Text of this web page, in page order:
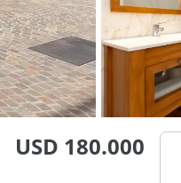
USD 180.000